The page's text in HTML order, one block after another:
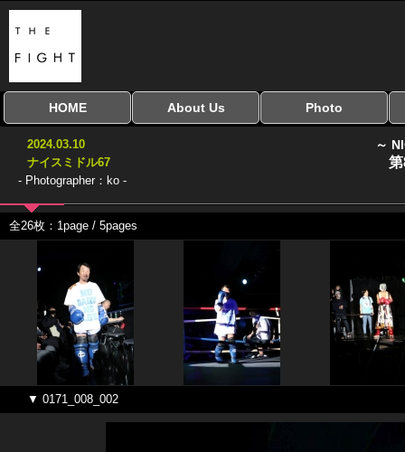
HOME
全興行を表示
ナイスミドル
アマチュアキック
協議会
全日本学生キック
建武館キッズ大会
Bigbang
おやじファイト
About Us Photo
2024.03.10
ナイスミドル67
- Photographer：ko -
～
全26枚：1page / 5pages
▼ 0171_008_002